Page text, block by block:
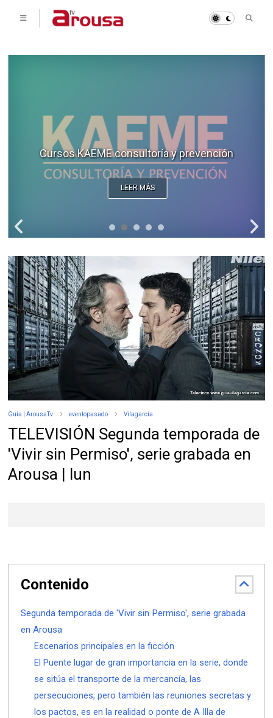
Cursos KAEME consultoría y prevención
LEER MÁS
Guía | ArousaTv eventopasado Vilagarcía
TELEVISIÓN Segunda temporada de
'Vivir sin Permiso', serie grabada en
Arousa | lun
Contenido
Segunda temporada de 'Vivir sin Permiso', serie grabada
en Arousa
Escenarios principales en la ficción
El Puente lugar de gran importancia en la serie, donde
se sitúa el transporte de la mercancía, las
persecuciones, pero también las reuniones secretas y
los pactos, es en la realidad o ponte de A Illa de